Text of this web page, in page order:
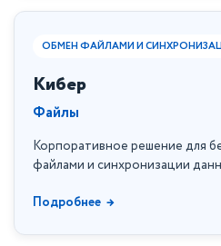
ОБМЕН ФАЙЛАМИ И
Кибер
Файлы
Корпоративное решение для
файлами и синхронизации
Подробнее